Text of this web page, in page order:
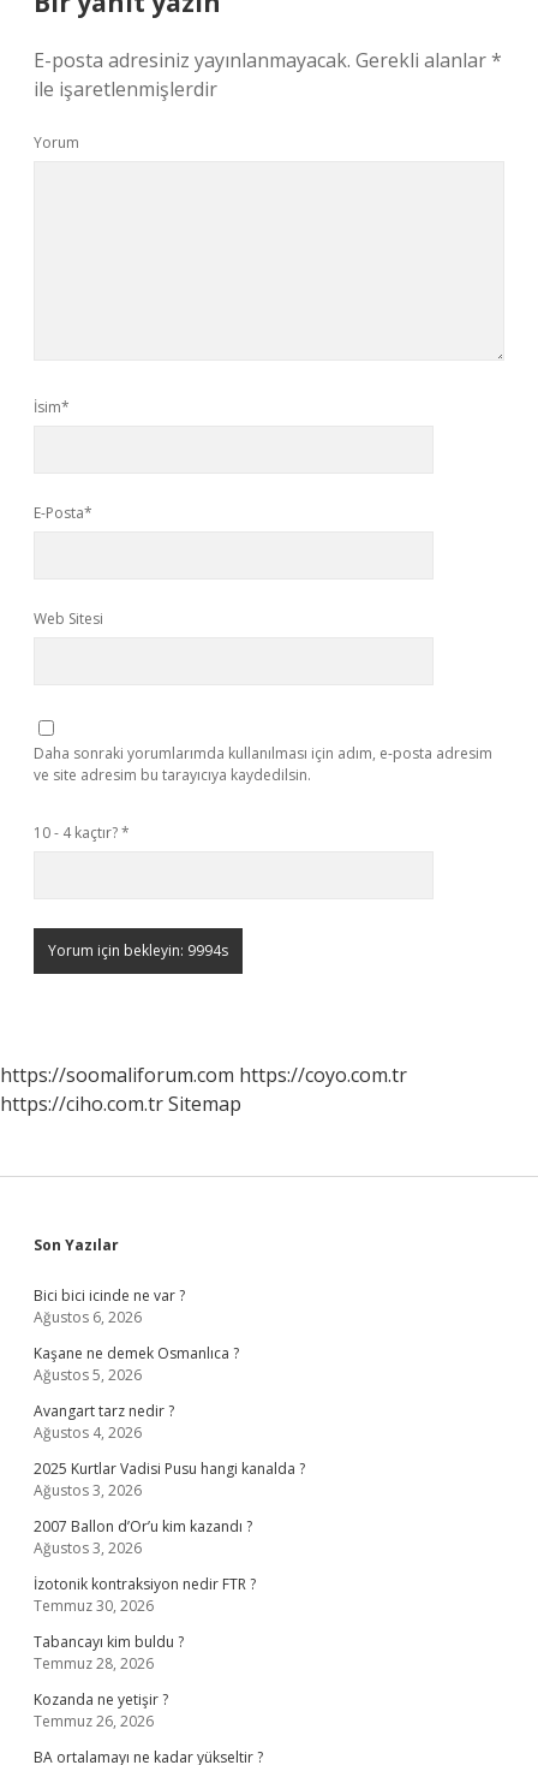
E-posta adresiniz yayınlanmayacak. Gerekli alanlar*
ile işaretlenmişlerdir
Yorum
İsim*
E-Posta*
Web Sitesi
Daha sonraki yorumlarımda kullanılması için adım, e-posta adresim
ve site adresim bu tarayıcıya kaydedilsin.
10 - 4 kaçtır?*
https://soomaliforum.com https://coyo.com.tr
https://ciho.com.trSitemap
Sidebar
Son Yazılar
Bici bici icinde ne var ?
Ağustos 6, 2026
Kaşane ne demek Osmanlıca ?
Ağustos 5, 2026
Avangart tarz nedir ?
Ağustos 4, 2026
2025 Kurtlar Vadisi Pusu hangi kanalda ?
Ağustos 3, 2026
2007 Ballon d’Or’u kim kazandı ?
Ağustos 3, 2026
İzotonik kontraksiyon nedir FTR ?
Temmuz 30, 2026
Tabancayı kim buldu ?
Temmuz 28, 2026
Kozanda ne yetişir ?
Temmuz 26, 2026
BA ortalamayı ne kadar yükseltir ?